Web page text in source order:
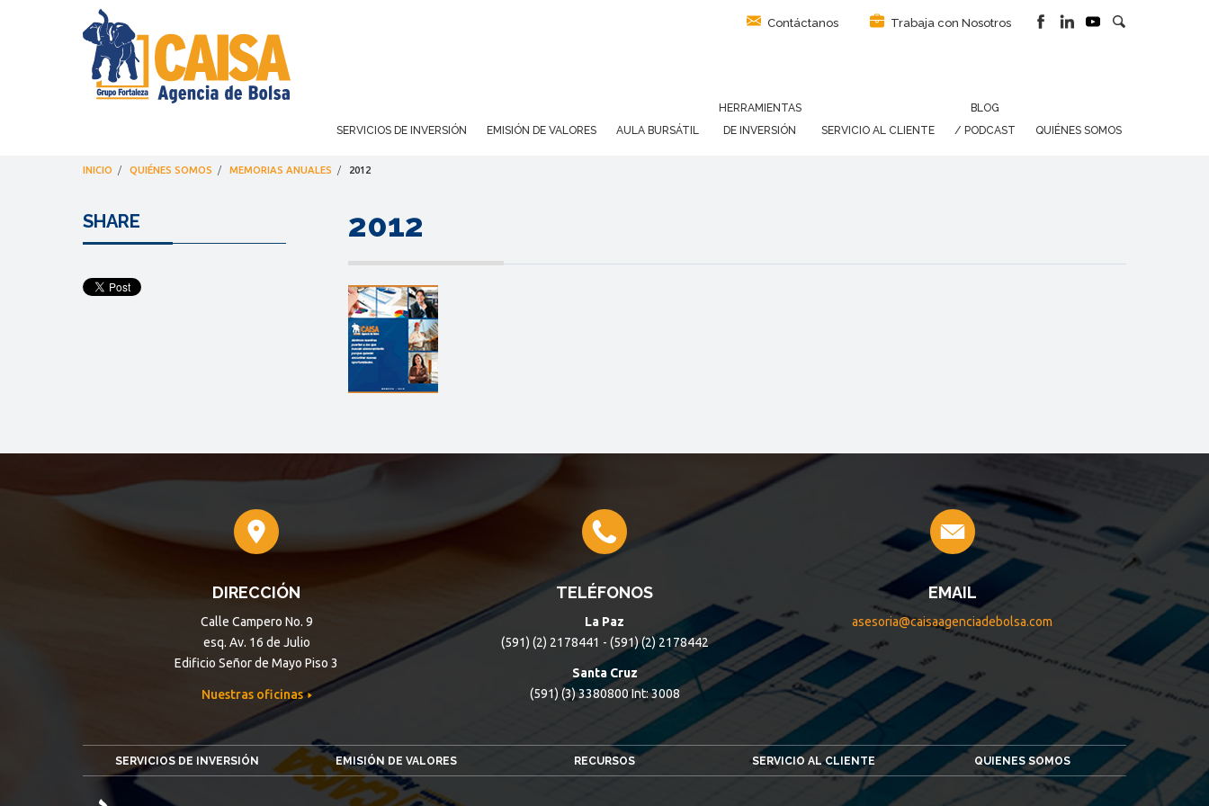
Contáctanos Trabaja con Nosotros
SERVICIOS DE INVERSIÓN EMISIÓN DE VALORES AULA BURSÁTIL
HERRAMIENTAS
DE INVERSIÓN
SERVICIO AL CLIENTE
BLOG
/ PODCAST
QUIÉNES SOMOS
INICIO / QUIÉNES SOMOS / MEMORIAS ANUALES / 2012
SHARE 2012
DIRECCIÓN
Calle Campero No. 9
esq. Av. 16 de Julio
Edificio Señor de Mayo Piso 3
Nuestras oficinas
TELÉFONOS
La Paz
(591) (2) 2178441 - (591) (2) 2178442
Santa Cruz
(591) (3) 3380800 Int: 3008
EMAIL
asesoria@caisaagenciadebolsa.com
SERVICIOS DE INVERSIÓN EMISIÓN DE VALORES RECURSOS SERVICIO AL CLIENTE QUIENES SOMOS